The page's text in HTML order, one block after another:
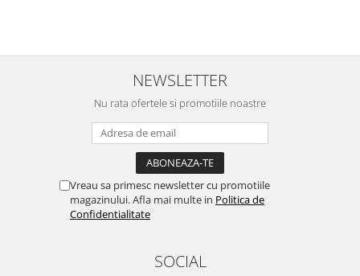
NEWSLETTER
Nu rata ofertele si promotiile noastre
Vreau sa primesc newsletter cu promotiile
magazinului. Afla mai multe in Politica de
Confidentialitate
SOCIAL